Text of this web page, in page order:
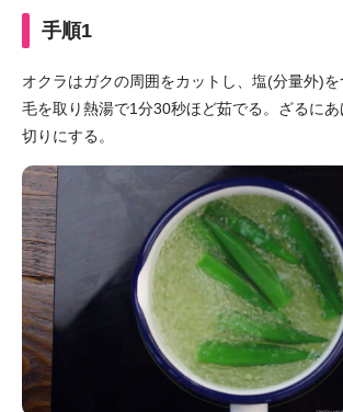
手順1
オクラはガクの周囲をカットし、塩(分量外)
毛を取り熱湯で1分30秒ほど茹でる。ざるに
切りにする。